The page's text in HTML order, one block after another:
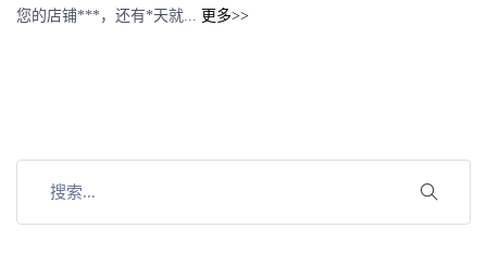
您的店铺***，还有*天就... 更多>>